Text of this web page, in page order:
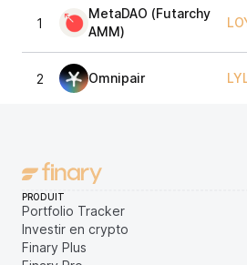
1
MetaDAO (Futarchy
AMM)
2 Omnipair
PRODUIT
Portfolio Tracker
Investir en crypto
Finary Plus